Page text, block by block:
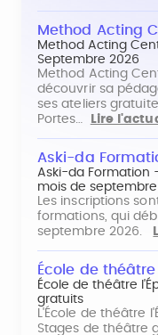
Method Acting
Method Acting
Septembre 2026
Method Acting
découvrir sa
ses ateliers
Portes…
Lire
Aski-da
Aski-da Formation
mois de septembre
Les inscriptions
formations, qui
septembre 2026.
École de
École de théâtre
gratuits
L'École de théâtre
Stages de théâtre